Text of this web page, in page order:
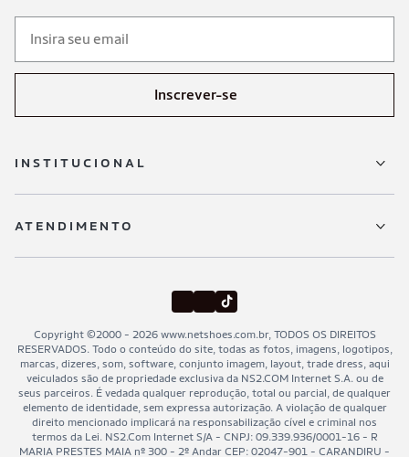
INSTITUCIONAL
Política de Privacidade
Regulamentos
Lojas Físicas
ATENDIMENTO
Meus Pedidos
Pagamentos
Cancelamentos
Segurança & Privacidade
Inscrever-se
Copyright ©2000 - 2026 www.netshoes.com.br, TODOS OS DIREITOS
RESERVADOS. Todo o conteúdo do site, todas as fotos, imagens, logotipos,
marcas, dizeres, som, software, conjunto imagem, layout, trade dress, aqui
veiculados são de propriedade exclusiva da NS2.COM Internet S.A. ou de
seus parceiros. É vedada qualquer reprodução, total ou parcial, de qualquer
elemento de identidade, sem expressa autorização. A violação de qualquer
direito mencionado implicará na responsabilização cível e criminal nos
termos da Lei. NS2.Com Internet S/A - CNPJ: 09.339.936/0001-16 - R
MARIA PRESTES MAIA nº 300 - 2º Andar CEP: 02047-901 - CARANDIRU -